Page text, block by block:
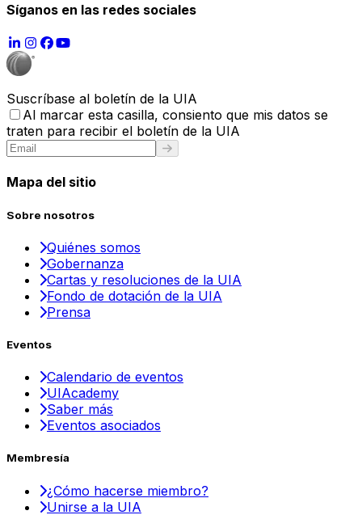
Síganos en las redes sociales
Suscríbase al boletín de la UIA
Al marcar esta casilla, consiento que mis datos se
traten para recibir el boletín de la UIA
Mapa del sitio
Sobre nosotros
Quiénes somos
Gobernanza
Cartas y resoluciones de la UIA
Fondo de dotación de la UIA
Prensa
Eventos
Calendario de eventos
UIAcademy
Saber más
Eventos asociados
Membresía
¿Cómo hacerse miembro?
Unirse a la UIA